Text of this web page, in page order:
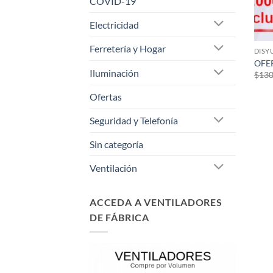
Electricidad
Ferretería y Hogar
Iluminación
Ofertas
Seguridad y Telefonía
Sin categoría
Ventilación
ACCEDA A VENTILADORES
DE FÁBRICA
$